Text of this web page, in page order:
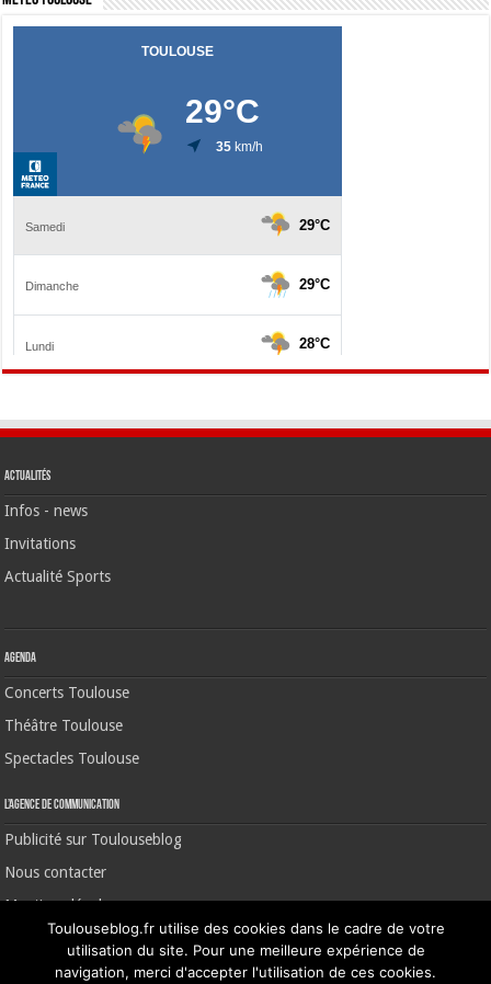
Actualités
Infos - news
Invitations
Actualité Sports
Agenda
Concerts Toulouse
Théâtre Toulouse
Spectacles Toulouse
L’agence de communication
Publicité sur Toulouseblog
Nous contacter
Mentions légales
Toulouseblog.fr utilise des cookies dans le cadre de votre
utilisation du site. Pour une meilleure expérience de
navigation, merci d'accepter l'utilisation de ces cookies.